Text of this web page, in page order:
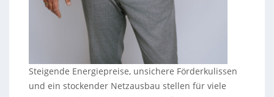
Steigende Energiepreise, unsichere Förderkulissen
und ein stockender Netzausbau stellen für viele